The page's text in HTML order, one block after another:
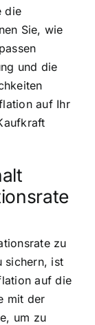
die
Sie, wie
und die
auf Ihr
zu
sichern, ist
auf die
mit der
um zu